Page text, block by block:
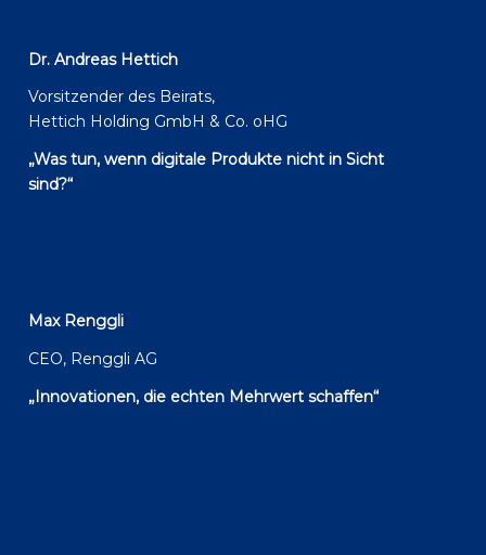
Dr. Andreas Hettich
Vorsitzender des Beirats,
Hettich Holding GmbH & Co. oHG
„Was tun, wenn digitale Produkte nicht in Sicht
sind?“
Max Renggli
CEO, Renggli AG
„Innovationen, die echten Mehrwert schaffen“